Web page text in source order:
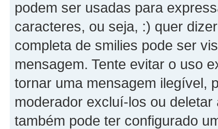
podem ser usadas para
caracteres, ou seja, :) quer
completa de smilies pode ser
mensagem. Tente evitar o uso
tornar uma mensagem ilegível,
moderador excluí-los ou
também pode ter configurado